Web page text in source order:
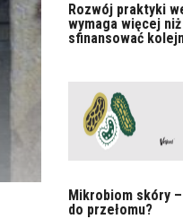
Rozwój praktyki
wymaga więcej
sfinansować
Mikrobiom skóry
do przełomu?